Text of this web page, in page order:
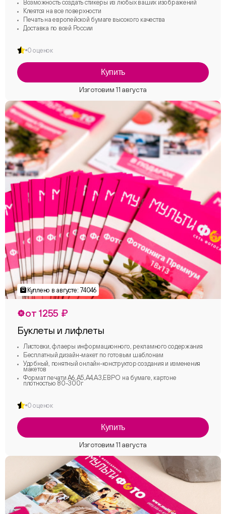
Возможность создать стикеры из любых ваших изображений
Клеятся на все поверхности
Печать на европейской бумаге высокого качества
Доставка по всей России
0 оценок
Купить
от 1255 ₽
Буклеты и лифлеты
Листовки, флаеры информационного, рекламного содержания
Бесплатный дизайн-макет по готовым шаблонам
Удобный, понятный онлайн-конструктор создания и изменения
макетов
Формат печати А6,А5,А4,А3,ЕВРО на бумаге, картоне
плотностью 80-300г
0 оценок
Купить